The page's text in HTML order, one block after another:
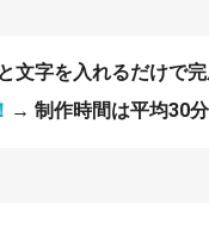
文字を入れるだけで
→ 制作時間は平均30分